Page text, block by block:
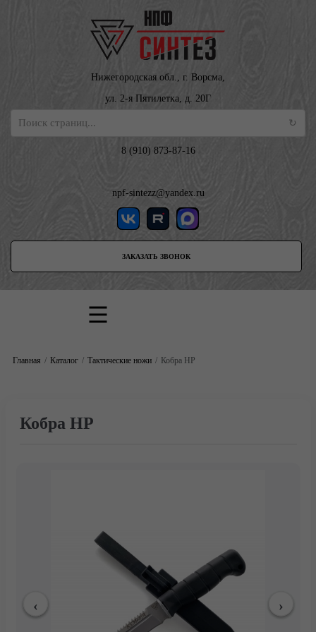
Нижегородская обл., г. Ворсма,
ул. 2-я Пятилетка, д. 20Г
8 (910) 873-87-16
npf-sintezz@yandex.ru
ЗАКАЗАТЬ ЗВОНОК
Главная Каталог Тактические ножи Кобра НР
Кобра НР